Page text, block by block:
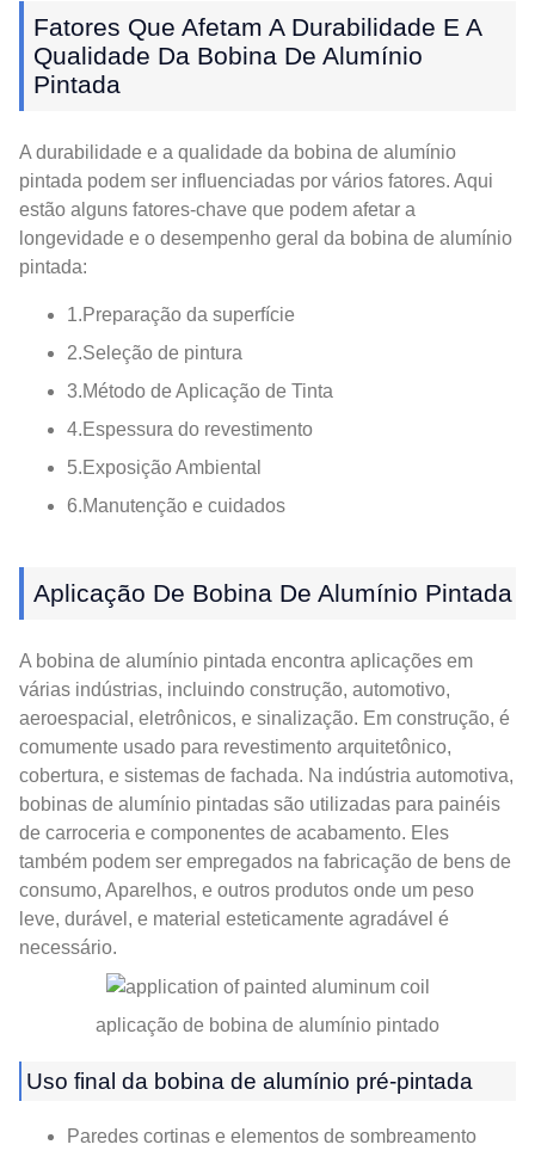
Fatores Que Afetam A Durabilidade E A
Qualidade Da Bobina De Alumínio
Pintada
A durabilidade e a qualidade da bobina de alumínio
pintada podem ser influenciadas por vários fatores. Aqui
estão alguns fatores-chave que podem afetar a
longevidade e o desempenho geral da bobina de alumínio
pintada:
1.Preparação da superfície
2.Seleção de pintura
3.Método de Aplicação de Tinta
4.Espessura do revestimento
5.Exposição Ambiental
6.Manutenção e cuidados
Aplicação De Bobina De Alumínio Pintada
A bobina de alumínio pintada encontra aplicações em
várias indústrias, incluindo construção, automotivo,
aeroespacial, eletrônicos, e sinalização. Em construção, é
comumente usado para revestimento arquitetônico,
cobertura, e sistemas de fachada. Na indústria automotiva,
bobinas de alumínio pintadas são utilizadas para painéis
de carroceria e componentes de acabamento. Eles
também podem ser empregados na fabricação de bens de
consumo, Aparelhos, e outros produtos onde um peso
leve, durável, e material esteticamente agradável é
necessário.
aplicação de bobina de alumínio pintado
Uso final da bobina de alumínio pré-pintada
Paredes cortinas e elementos de sombreamento